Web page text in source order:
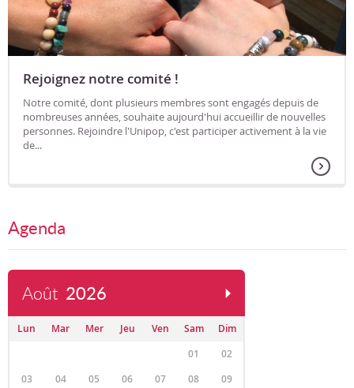
Rejoignez notre comité !
Notre comité, dont plusieurs membres sont engagés depuis de
nombreuses années, souhaite aujourd'hui accueillir de nouvelles
personnes. Rejoindre l'Unipop, c'est participer activement à la vie
de...
Agenda
Août 2026
Lun Mar Mer Jeu Ven Sam
Dim
01
02
03
04 05 06 07 08
09